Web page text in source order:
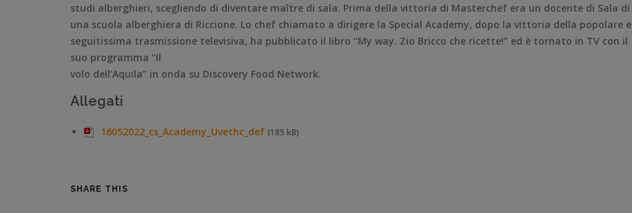
studi alberghieri, scegliendo di diventare maître di sala. Prima della vittoria di Masterchef era un docente di Sala di
una scuola alberghiera di Riccione. Lo chef chiamato a dirigere la Special Academy, dopo la vittoria della popolare e
seguitissima trasmissione televisiva, ha pubblicato il libro “My way. Zio Bricco che ricette!” ed è tornato in TV con il
suo programma “Il
volo dell’Aquila” in onda su Discovery Food Network.
Allegati
16052022_cs_Academy_Uvethc_def (185 kB)
SHARE THIS